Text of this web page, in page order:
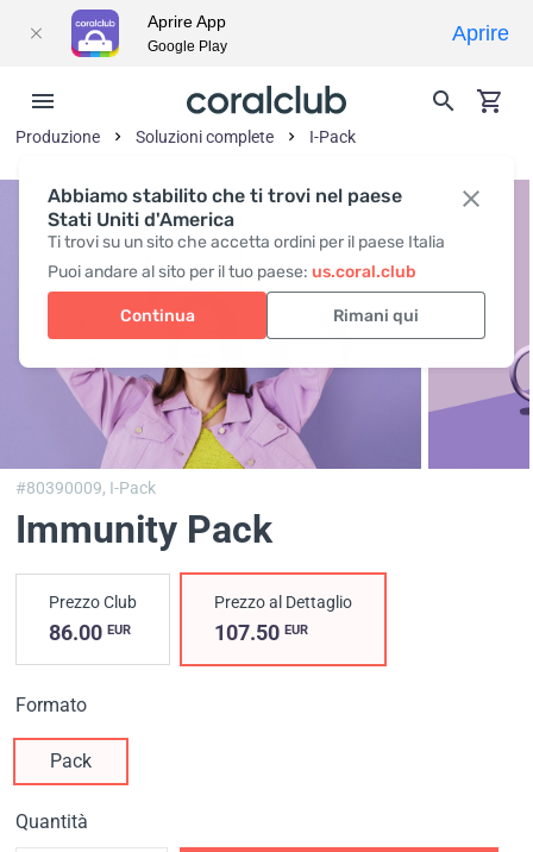
Abbiamo stabilito che ti trovi nel paese
Stati Uniti d'America
Ti trovi su un sito che accetta ordini per il paese Italia
Puoi andare al sito per il tuo paese: us.coral.club
Continua Rimani qui
Produzione Soluzioni complete I-Pack
#80390009, I-Pack
Immunity Pack
Prezzo Club
86.00 EUR
Prezzo al Dettaglio
107.50EUR
Formato
Pack
Quantità
Aprire App
Google Play
Aprire